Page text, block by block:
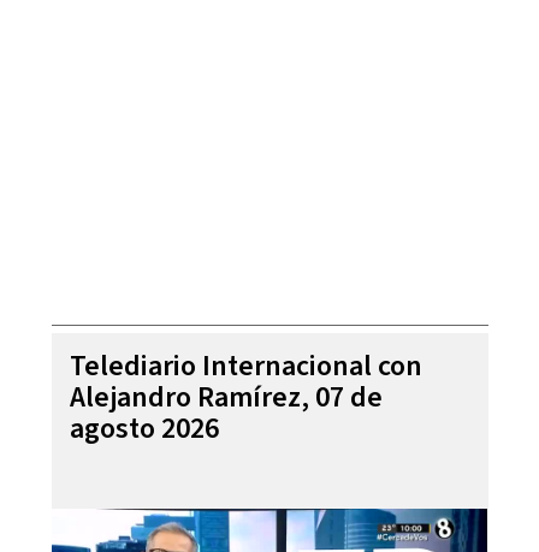
Telediario Internacional con
Alejandro Ramírez, 07 de
agosto 2026